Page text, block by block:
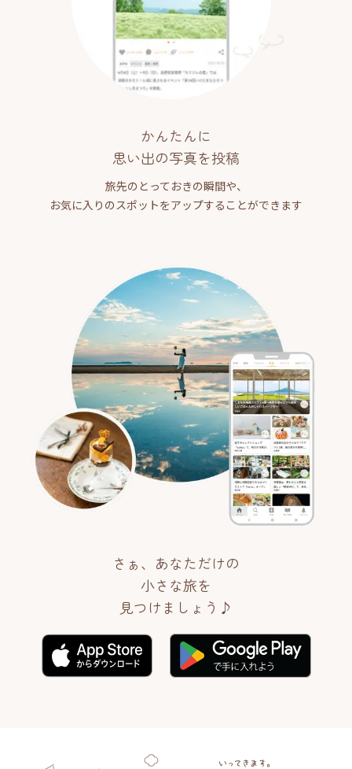
かんたんに
思い出の写真を投稿
旅先のとっておきの瞬間や、
お気に入りのスポットをアップすることができます
さぁ、あなただけの
小さな旅を
見つけましょう♪